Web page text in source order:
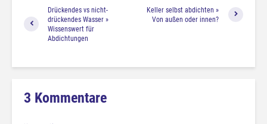
Drückendes vs nicht-
drückendes Wasser »
Wissenswert für
Abdichtungen
Keller selbst abdichten »
Von außen oder innen?
3 Kommentare